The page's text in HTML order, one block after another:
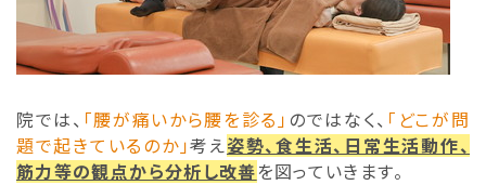
院では、 「腰が痛いから腰を診る」 のではなく、 「どこが問
題で起きているのか」考え姿勢、食生活、日常生活動作、
筋力等の観点から分析し改善を図っていきます。